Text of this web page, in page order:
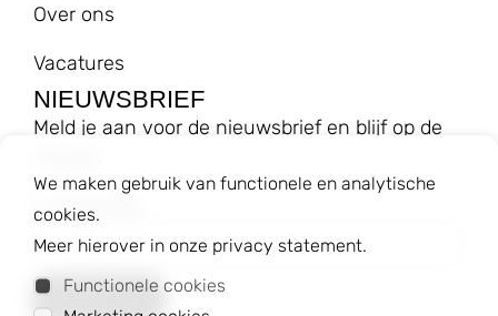
Over ons
Vacatures
NIEUWSBRIEF
Meld je aan voor de nieuwsbrief en blijf op de
E-mailadres
We maken gebruik van functionele en analytische
cookies.
Meer hierover in onze privacy statement.
Functionele cookies